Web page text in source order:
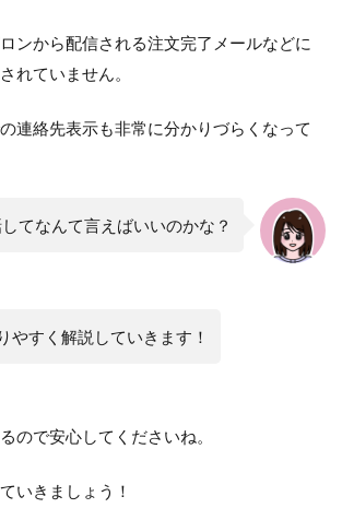
ンから配信される注文完了メールなどに
れていません。
連絡先表示も非常に分かりづらくなって
てなんて言えばいいのかな？
やすく解説していきます！
ので安心してくださいね。
いきましょう！